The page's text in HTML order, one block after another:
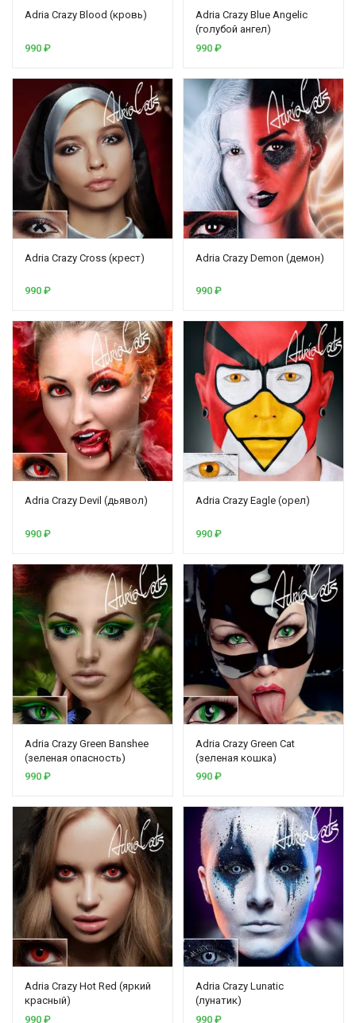
Adria Crazy Blood (кровь)
990 ₽
Adria Crazy Blue Angelic
(голубой ангел)
990 ₽
Adria Crazy Cross (крест)
990 ₽
Adria Crazy Demon (демон)
990 ₽
Adria Crazy Devil (дьявол)
990 ₽
Adria Crazy Eagle (орел)
990 ₽
Adria Crazy Green Banshee
(зеленая опасность)
990 ₽
Adria Crazy Green Cat
(зеленая кошка)
990 ₽
Adria Crazy Hot Red (яркий
красный)
990 ₽
Adria Crazy Lunatic
(лунатик)
990 ₽